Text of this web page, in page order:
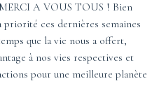
A VOUS TOUS ! Bien
priorité ces dernières semaines
que la vie nous a offert,
à nos vies respectives et
pour une meilleure planète